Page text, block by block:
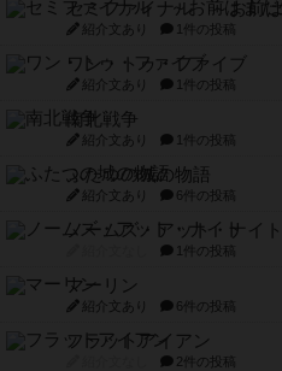
セミファイナル ～お前は
紹介文あり 1件の投稿
ワン・トゥ・ファイブ
紹介文あり 1件の投稿
南北戦争
紹介文あり 1件の投稿
ふたつの城の物語
紹介文あり 6件の投稿
ノームズ・アット・ナイト
1件の投稿
マーリン
紹介文あり 6件の投稿
フラットアイアン
2件の投稿